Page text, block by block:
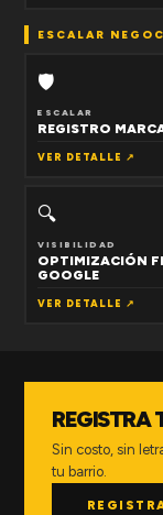
ESCALAR
🛡
ESCALAR
REGISTRO
VER DETALLE ↗
🔍
VISIBILIDAD
OPTIMIZACIÓN
GOOGLE
VER DETALLE ↗
REGISTRA
Sin costo, sin
tu barrio.